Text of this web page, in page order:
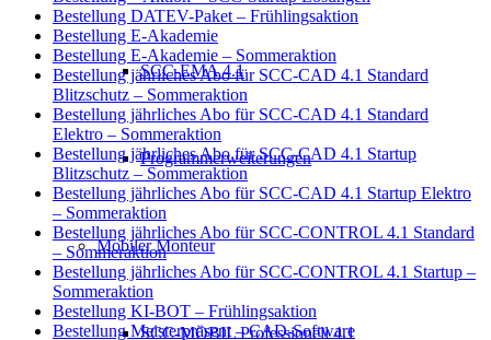
SCC-EMA 4.1
Programmerweiterungen
Mobiler Monteur
SCC-MOBIL Professionell 4.1
Bestellung DATEV-Paket – Frühlingsaktion
Bestellung E-Akademie
Bestellung E-Akademie – Sommeraktion
Bestellung jährliches Abo für SCC-CAD 4.1 Standard
Blitzschutz – Sommeraktion
Bestellung jährliches Abo für SCC-CAD 4.1 Standard
Elektro – Sommeraktion
Bestellung jährliches Abo für SCC-CAD 4.1 Startup
Blitzschutz – Sommeraktion
Bestellung jährliches Abo für SCC-CAD 4.1 Startup Elektro
– Sommeraktion
Bestellung jährliches Abo für SCC-CONTROL 4.1 Standard
– Sommeraktion
Bestellung jährliches Abo für SCC-CONTROL 4.1 Startup –
Sommeraktion
Bestellung KI-BOT – Frühlingsaktion
Bestellung Meisterpräsent – CAD-Software